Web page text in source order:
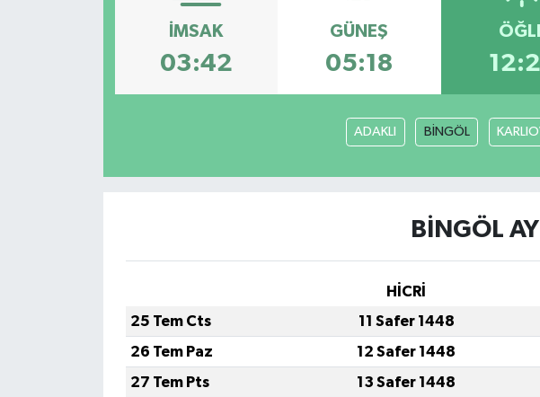
İMSAK
03:42
GÜNEŞ
05:18
ADAKLI BİNGÖL
BİNGÖL
HİCRİ
25 Tem Cts
11 Safer 1448
26 Tem Paz
12 Safer 1448
27 Tem Pts
13 Safer 1448